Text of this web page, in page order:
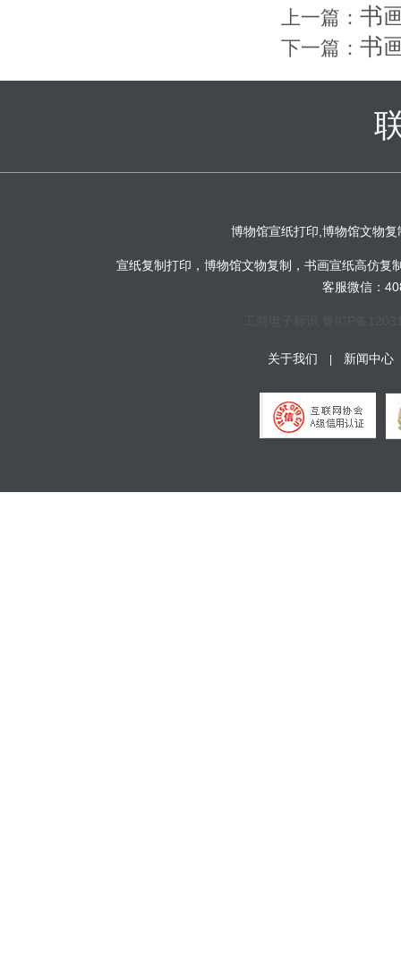
上一篇： 书
下一篇： 书
博物馆宣纸打印,博物馆文物
宣纸复制打印，博物馆文物复制，书画宣纸高仿
客服微信：
关于我们 新闻中心